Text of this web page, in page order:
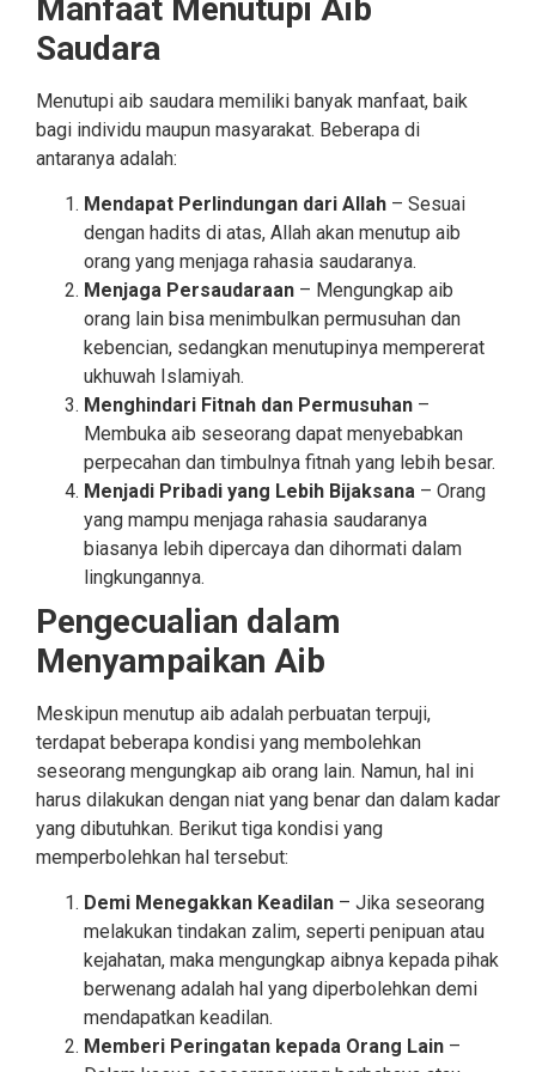
Manfaat Menutupi Aib
Saudara
Menutupi aib saudara memiliki banyak manfaat, baik
bagi individu maupun masyarakat. Beberapa di
antaranya adalah:
Mendapat Perlindungan dari Allah – Sesuai
dengan hadits di atas, Allah akan menutup aib
orang yang menjaga rahasia saudaranya.
Menjaga Persaudaraan – Mengungkap aib
orang lain bisa menimbulkan permusuhan dan
kebencian, sedangkan menutupinya mempererat
ukhuwah Islamiyah.
Menghindari Fitnah dan Permusuhan –
Membuka aib seseorang dapat menyebabkan
perpecahan dan timbulnya fitnah yang lebih besar.
Menjadi Pribadi yang Lebih Bijaksana – Orang
yang mampu menjaga rahasia saudaranya
biasanya lebih dipercaya dan dihormati dalam
lingkungannya.
Pengecualian dalam
Menyampaikan Aib
Meskipun menutup aib adalah perbuatan terpuji,
terdapat beberapa kondisi yang membolehkan
seseorang mengungkap aib orang lain. Namun, hal ini
harus dilakukan dengan niat yang benar dan dalam kadar
yang dibutuhkan. Berikut tiga kondisi yang
memperbolehkan hal tersebut:
Demi Menegakkan Keadilan – Jika seseorang
melakukan tindakan zalim, seperti penipuan atau
kejahatan, maka mengungkap aibnya kepada pihak
berwenang adalah hal yang diperbolehkan demi
mendapatkan keadilan.
Memberi Peringatan kepada Orang Lain –